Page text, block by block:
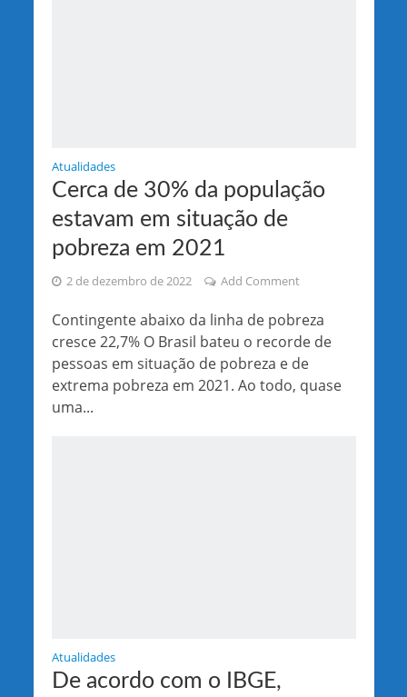
Atualidades
Cerca de 30% da população
estavam em situação de
pobreza em 2021
2 de dezembro de 2022 Add Comment
Contingente abaixo da linha de pobreza
cresce 22,7% O Brasil bateu o recorde de
pessoas em situação de pobreza e de
extrema pobreza em 2021. Ao todo, quase
uma...
Atualidades
De acordo com o IBGE,